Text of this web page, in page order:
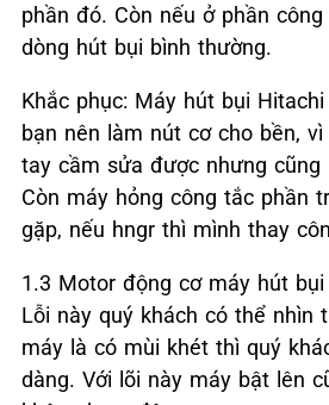
phần đó. Còn nếu ở phần
dòng hút bụi bình thường.
Khắc phục: Máy hút bụi
bạn nên làm nút cơ cho bền,
tay cầm sửa được nhưng cũng
Còn máy hỏng công tắc phần
gặp, nếu hngr thì mình thay
1.3 Motor động cơ máy hút
Lỗi này quý khách có thể nhìn
máy là có mùi khét thì quý
dàng. Với lõi này máy bật lên